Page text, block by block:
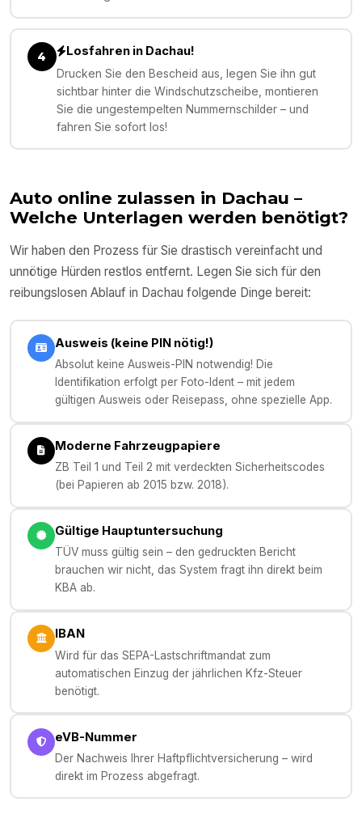
4 Losfahren in Dachau!
Drucken Sie den Bescheid aus, legen Sie ihn gut
sichtbar hinter die Windschutzscheibe, montieren
Sie die ungestempelten Nummernschilder – und
fahren Sie sofort los!
Auto online zulassen in Dachau –
Welche Unterlagen werden benötigt?
Wir haben den Prozess für Sie drastisch vereinfacht und
unnötige Hürden restlos entfernt. Legen Sie sich für den
reibungslosen Ablauf in Dachau folgende Dinge bereit:
Ausweis (keine PIN nötig!)
Absolut keine Ausweis-PIN notwendig! Die
Identifikation erfolgt per Foto-Ident – mit jedem
gültigen Ausweis oder Reisepass, ohne spezielle App.
Moderne Fahrzeugpapiere
ZB Teil 1 und Teil 2 mit verdeckten Sicherheitscodes
(bei Papieren ab 2015 bzw. 2018).
Gültige Hauptuntersuchung
TÜV muss gültig sein – den gedruckten Bericht
brauchen wir nicht, das System fragt ihn direkt beim
KBA ab.
IBAN
Wird für das SEPA-Lastschriftmandat zum
automatischen Einzug der jährlichen Kfz-Steuer
benötigt.
eVB-Nummer
Der Nachweis Ihrer Haftpflichtversicherung – wird
direkt im Prozess abgefragt.